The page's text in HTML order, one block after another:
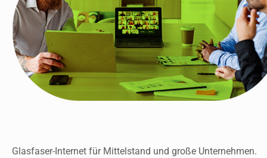
Glasfaser-Internet für Mittelstand und große Unternehmen.